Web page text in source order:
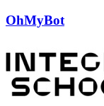
OhMyBot